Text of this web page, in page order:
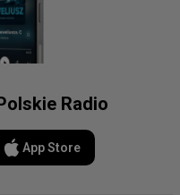
Radio
App Store